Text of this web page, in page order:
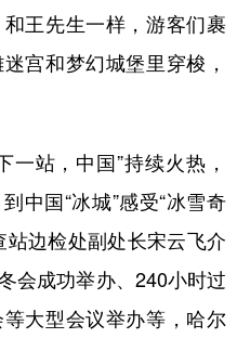
王先生一样，游客们裹
宫和梦幻城堡里穿梭，
站，中国”持续火热，
中国“冰城”感受“冰雪奇
边检处副处长宋云飞介
会成功举办、240小时过
大型会议举办等，哈尔